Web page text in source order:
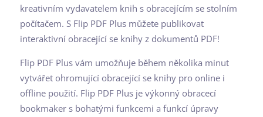
kreativním vydavatelem knih s obracejícím se stolním
počítačem. S Flip PDF Plus můžete publikovat
interaktivní obracející se knihy z dokumentů PDF!
Flip PDF Plus vám umožňuje během několika minut
vytvářet ohromující obracející se knihy pro online i
offline použití. Flip PDF Plus je výkonný obracecí
bookmaker s bohatými funkcemi a funkcí úpravy